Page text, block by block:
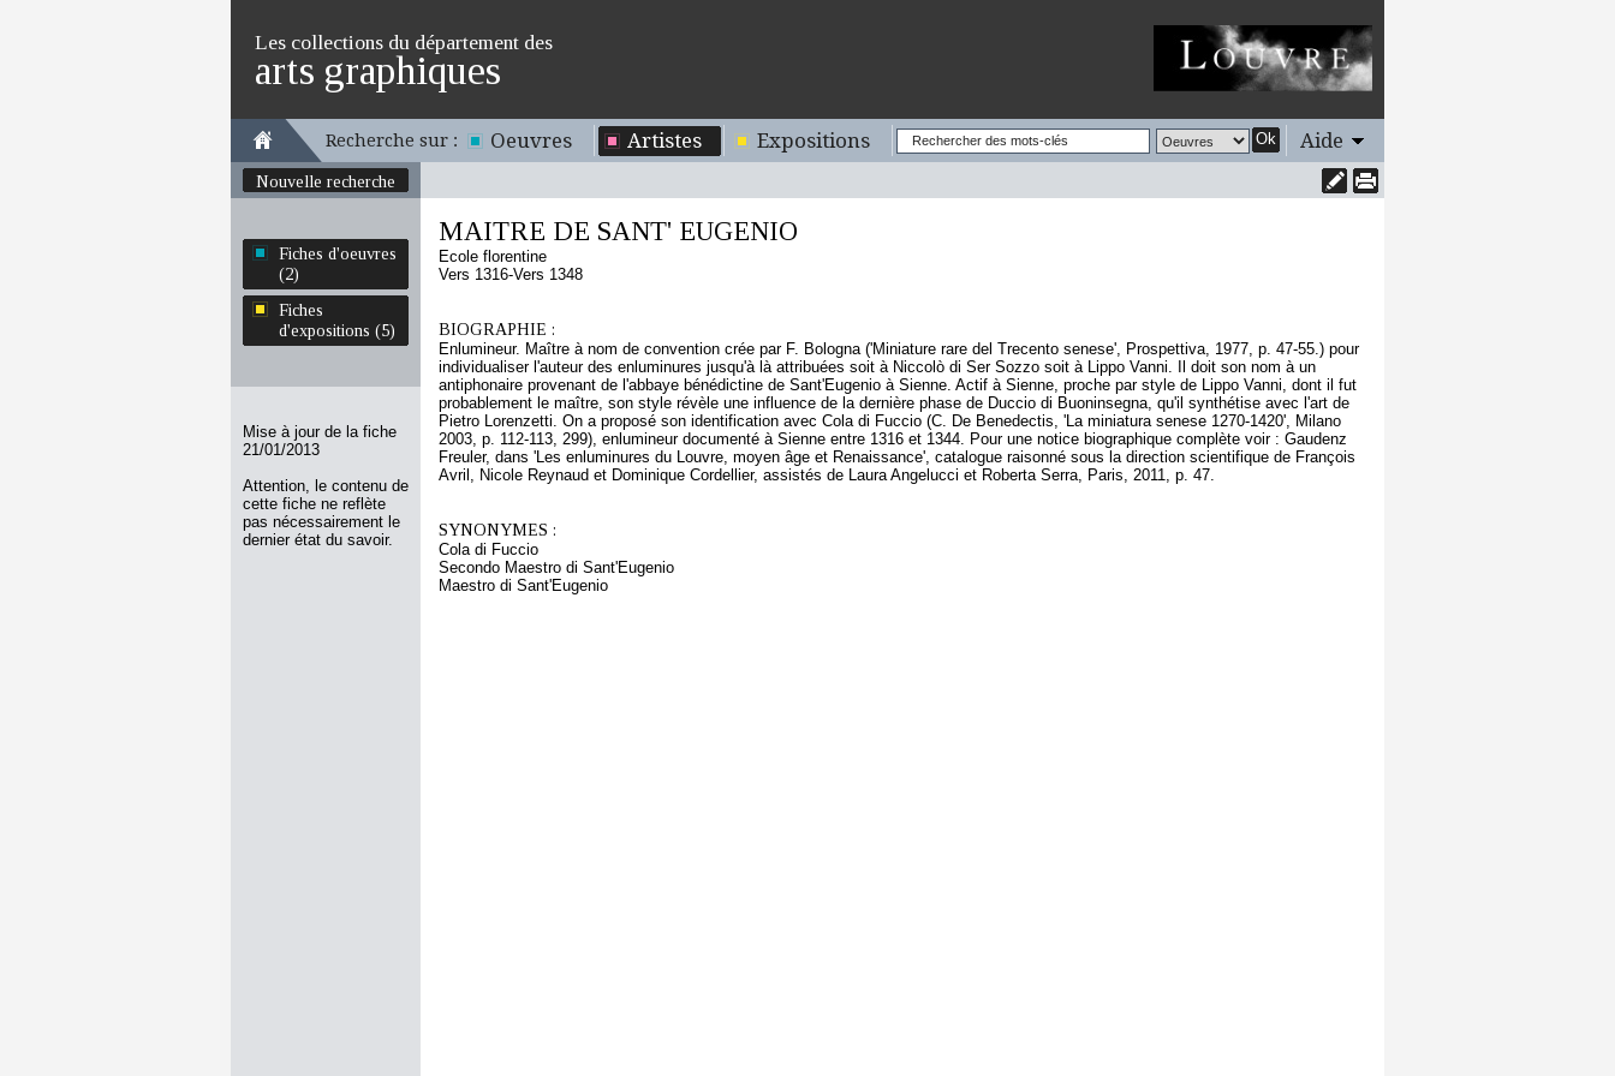
Les collections du département des
arts graphiques
Recherche sur : Oeuvres Artistes Expositions Ok Aide
Nouvelle recherche
Fiches d'oeuvres
(2)
Fiches
d'expositions (5)
Mise à jour de la fiche
21/01/2013
Attention, le contenu de
cette fiche ne reflète
pas nécessairement le
dernier état du savoir.
MAITRE DE SANT' EUGENIO
Ecole florentine
Vers 1316-Vers 1348
BIOGRAPHIE :
Enlumineur. Maître à nom de convention crée par F. Bologna ('Miniature rare del Trecento senese', Prospettiva, 1977, p. 47-55.) pour
individualiser l'auteur des enluminures jusqu'à là attribuées soit à Niccolò di Ser Sozzo soit à Lippo Vanni. Il doit son nom à un
antiphonaire provenant de l'abbaye bénédictine de Sant'Eugenio à Sienne. Actif à Sienne, proche par style de Lippo Vanni, dont il fut
probablement le maître, son style révèle une influence de la dernière phase de Duccio di Buoninsegna, qu'il synthétise avec l'art de
Pietro Lorenzetti. On a proposé son identification avec Cola di Fuccio (C. De Benedectis, 'La miniatura senese 1270-1420', Milano
2003, p. 112-113, 299), enlumineur documenté à Sienne entre 1316 et 1344. Pour une notice biographique complète voir : Gaudenz
Freuler, dans 'Les enluminures du Louvre, moyen âge et Renaissance', catalogue raisonné sous la direction scientifique de François
Avril, Nicole Reynaud et Dominique Cordellier, assistés de Laura Angelucci et Roberta Serra, Paris, 2011, p. 47.
SYNONYMES :
Cola di Fuccio
Secondo Maestro di Sant'Eugenio
Maestro di Sant'Eugenio